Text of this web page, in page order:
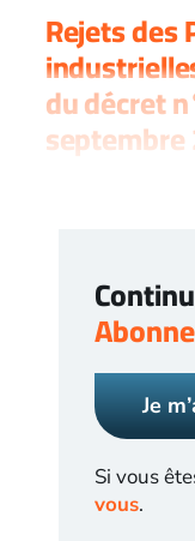
Rejets des
du décret
Je
Si vous
vous.